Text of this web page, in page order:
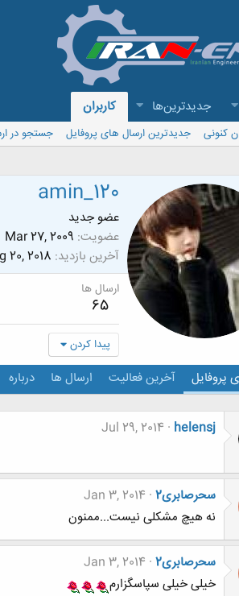
جدیدترین‌ها کاربران
کنونی جدیدترین ارسال های پروفایل
جستجو در
amin_120
عضو جدید
عضویت Mar 27, 2009
آخرین بازدید 20, 2018
ارسال ها
65
پیدا کردن
پروفایل آخرین فعالیت ارسال ها درباره
helensj
Jul 29, 2014
سحرصابری2
Jan 3, 2014
نه هیچ مشکلی نیست...ممنون
سحرصابری2
Jan 3, 2014
خیلی خیلی سپاسگزارم